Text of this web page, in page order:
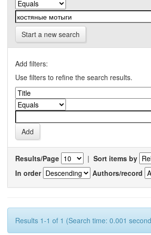
Start a new search
Add filters:
Use filters to refine the search results.
Results/Page | Sort items by
In order
Authors/record
Results 1-1 of 1 (Search time: 0.001